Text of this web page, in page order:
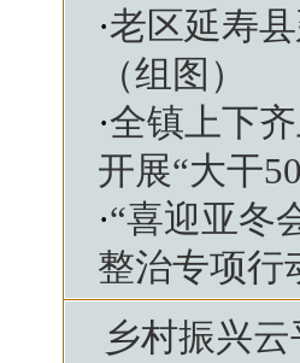
·老区延寿
（组图）
·全镇上下
开展“大干
·“喜迎亚冬
整治专项行
乡村振兴云